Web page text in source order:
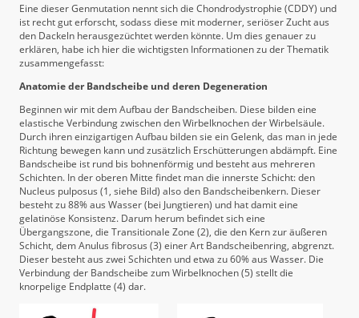
Eine dieser Genmutation nennt sich die Chondrodystrophie (CDDY) und
ist recht gut erforscht, sodass diese mit moderner, seriöser Zucht aus
den Dackeln herausgezüchtet werden könnte. Um dies genauer zu
erklären, habe ich hier die wichtigsten Informationen zu der Thematik
zusammengefasst:
Anatomie der Bandscheibe und deren Degeneration
Beginnen wir mit dem Aufbau der Bandscheiben. Diese bilden eine
elastische Verbindung zwischen den Wirbelknochen der Wirbelsäule.
Durch ihren einzigartigen Aufbau bilden sie ein Gelenk, das man in jede
Richtung bewegen kann und zusätzlich Erschütterungen abdämpft. Eine
Bandscheibe ist rund bis bohnenförmig und besteht aus mehreren
Schichten. In der oberen Mitte findet man die innerste Schicht: den
Nucleus pulposus (1, siehe Bild) also den Bandscheibenkern. Dieser
besteht zu 88% aus Wasser (bei Jungtieren) und hat damit eine
gelatinöse Konsistenz. Darum herum befindet sich eine
Übergangszone, die Transitionale Zone (2), die den Kern zur äußeren
Schicht, dem Anulus fibrosus (3) einer Art Bandscheibenring, abgrenzt.
Dieser besteht aus zwei Schichten und etwa zu 60% aus Wasser. Die
Verbindung der Bandscheibe zum Wirbelknochen (5) stellt die
knorpelige Endplatte (4) dar.